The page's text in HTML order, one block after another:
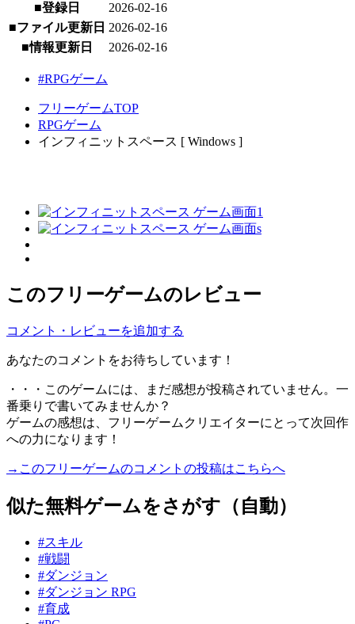
■登録日
2026-02-16
■ファイル更新日 2026-02-16
■情報更新日
2026-02-16
#RPGゲーム
フリーゲームTOP
RPGゲーム
インフィニットスペース [ Windows ]
このフリーゲームのレビュー
コメント・レビューを追加する
あなたのコメントをお待ちしています！
・・・このゲームには、まだ感想が投稿されていません。一
番乗りで書いてみませんか？
ゲームの感想は、フリーゲームクリエイターにとって次回作
への力になります！
→このフリーゲームのコメントの投稿はこちらへ
似た無料ゲームをさがす（自動）
#スキル
#戦闘
#ダンジョン
#ダンジョン RPG
#育成